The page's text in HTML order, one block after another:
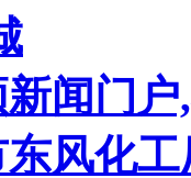
闻门
风化工